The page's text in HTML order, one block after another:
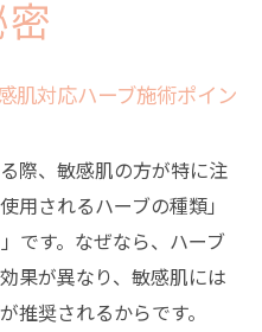
肌対応ハーブ施術ポイン
際、敏感肌の方が特に注
用されるハーブの種類」
です。なぜなら、ハーブ
果が異なり、敏感肌には
推奨されるからです。